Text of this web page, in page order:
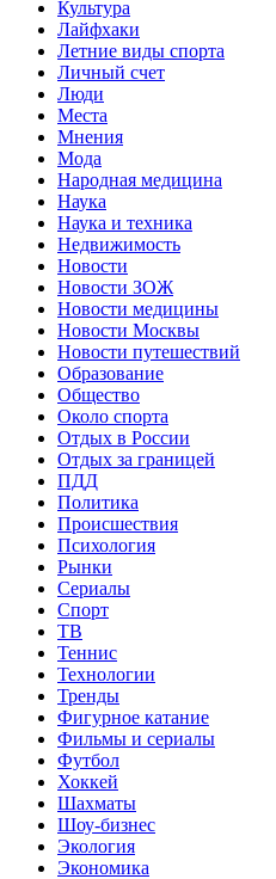
Культура
Лайфхаки
Летние виды спорта
Личный счет
Люди
Места
Мнения
Мода
Народная медицина
Наука
Наука и техника
Недвижимость
Новости
Новости ЗОЖ
Новости медицины
Новости Москвы
Новости путешествий
Образование
Общество
Около спорта
Отдых в России
Отдых за границей
ПДД
Политика
Происшествия
Психология
Рынки
Сериалы
Спорт
ТВ
Теннис
Технологии
Тренды
Фигурное катание
Фильмы и сериалы
Футбол
Хоккей
Шахматы
Шоу-бизнес
Экология
Экономика